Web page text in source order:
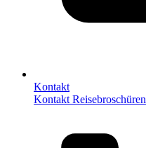
Kontakt
Kontakt Reisebroschüren